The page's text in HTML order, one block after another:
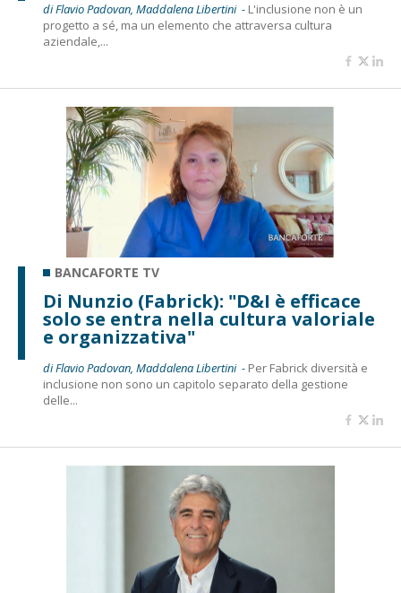
di Flavio Padovan, Maddalena Libertini - L'inclusione non è un
progetto a sé, ma un elemento che attraversa cultura
aziendale,...
BANCAFORTE TV
Di Nunzio (Fabrick): "D&I è efficace
solo se entra nella cultura valoriale
e organizzativa"
di Flavio Padovan, Maddalena Libertini - Per Fabrick diversità e
inclusione non sono un capitolo separato della gestione
delle...